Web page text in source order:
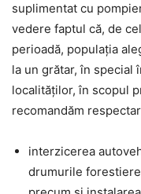
suplimentat cu
vedere faptul că, de
perioadă, populația
la un grătar, în special
localităților, în scopul
recomandăm
interzicerea
drumurile